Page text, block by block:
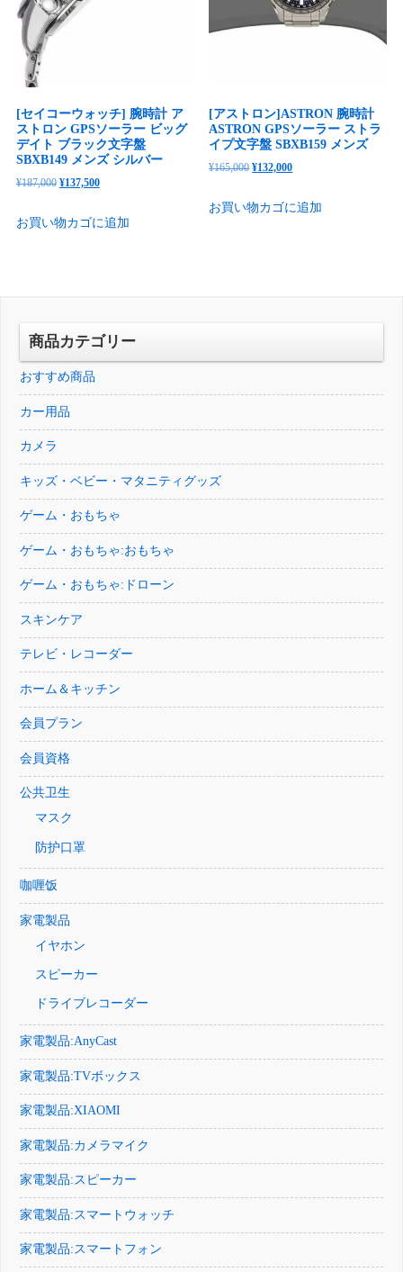
[セイコーウォッチ] 腕時計 ア
ストロン GPSソーラー ビッグ
デイト ブラック文字盤
SBXB149 メンズ シルバー
¥187,000 元
価
し
¥137,500現
の
で
お買い物カゴに追加
[アストロン]ASTRON 腕時計
ASTRON GPSソーラー ストラ
イプ文字盤 SBXB159 メンズ
¥165,000 元
価
¥132,000現
の
お買い物カゴに追加
商品カテゴリー
おすすめ商品
カー用品
カメラ
キッズ・ベビー・マタニティグッズ
ゲーム・おもちゃ
ゲーム・おもちゃ:おもちゃ
ゲーム・おもちゃ:ドローン
スキンケア
テレビ・レコーダー
ホーム＆キッチン
会員プラン
会員資格
公共卫生
マスク
防护口罩
咖喱饭
家電製品
イヤホン
スピーカー
ドライブレコーダー
家電製品:AnyCast
家電製品:TVボックス
家電製品:XIAOMI
家電製品:カメラマイク
家電製品:スピーカー
家電製品:スマートウォッチ
家電製品:スマートフォン